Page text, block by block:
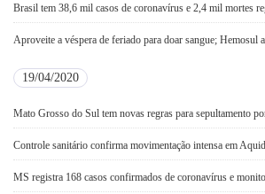
Brasil tem 38,6 mil casos de coronavírus e 2,4 mil mortes
Aproveite a véspera de feriado para doar sangue; Hemosul
19/04/2020
Mato Grosso do Sul tem novas regras para sepultamento
Controle sanitário confirma movimentação intensa em
MS registra 168 casos confirmados de coronavírus e